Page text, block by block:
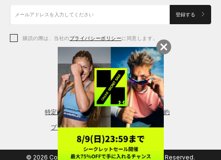
アクセサリー
アクセサリー
シューズ
アクセサリー
レギンス＆タイツ
シューズ
登録する
購読の際は、当社のプライバシーポリシーに同意します。
特定商取引法に基づく通販の表記 会員規約
プライバシーポリシー
© 2026 Copyright DOME Corporation. All Rights Reserved.